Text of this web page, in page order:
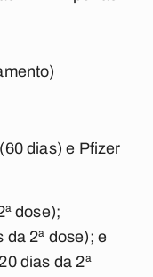
dias) e Pfizer
dose);
2ª dose); e
dias da 2ª